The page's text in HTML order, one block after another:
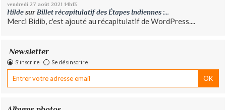
vendredi 27 août 2021 14h13
Hilde sur Billet récapitulatif des Étapes Indiennes :...
Merci Bidib, c'est ajouté au récapitulatif de WordPress....
Newsletter
S'inscrire Se désinscrire